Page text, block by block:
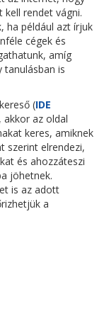
rendet vágni.
ha például azt írjuk
cégek és
amíg
tanulásban is
(IDE
akkor az oldal
keres, amiknek
szerint elrendezi,
és ahozzáteszi
jöhetnek.
is az adott
a